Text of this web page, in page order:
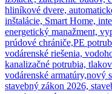
hliníkové dvere,
inštalácie, Smart Home,
energetický manažment,
prúdové chrániče,PE
vodárenské riešenia,
kanalizačné potrubia,
vodárenské armatúry,nový
stavebný zákon 2026,